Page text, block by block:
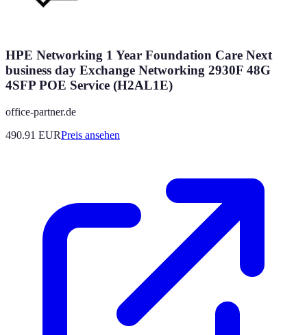
HPE Networking 1 Year Foundation Care Next
business day Exchange Networking 2930F 48G
4SFP POE Service (H2AL1E)
office-partner.de
490.91 EURPreis ansehen